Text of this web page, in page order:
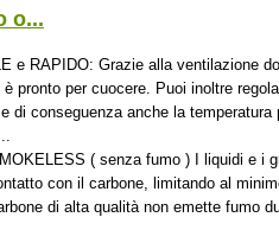
o...
e RAPIDO: Grazie alla ventilazione
pronto per cuocere. Puoi inoltre
di conseguenza anche la temperatura
( senza fumo ) I liquidi e i
con il carbone, limitando al
di alta qualità non emette fumo